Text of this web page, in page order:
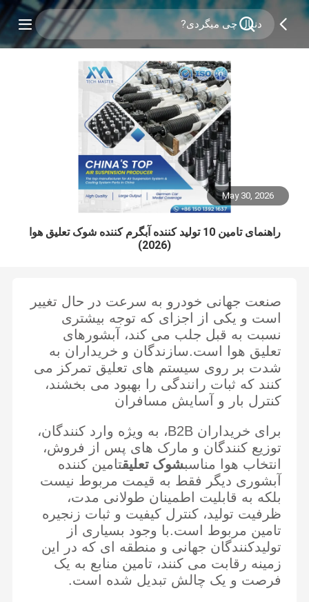
May 30, 2026
راهنمای تامین 10 تولید کننده آبگرم کننده شوک تعلیق هوا
(2026)
صنعت جهانی خودرو به سرعت در حال تغییر
است و یکی از اجزای که توجه بیشتری
نسبت به قبل جلب می کند، آبشورهای
تعلیق هوا است.سازندگان و خریداران به
شدت بر روی سیستم های تعلیق تمرکز می
کنند که ثبات رانندگی را بهبود می بخشند،
کنترل بار و آسایش مسافران
برای خریداران B2B، به ویژه وارد کنندگان،
توزیع کنندگان و مارک های پس از فروش،
انتخاب هوا مناسبشوک تعلیقتامین کننده
آبشوری دیگر فقط به قیمت مربوط نیست
بلکه به قابلیت اطمینان طولانی مدت،
ظرفیت تولید، کنترل کیفیت و ثبات زنجیره
تامین مربوط است.با وجود بسیاری از
تولیدکنندگان جهانی و منطقه ای که در این
زمینه رقابت می کنند، تامین منابع به یک
فرصت و یک چالش تبدیل شده است.